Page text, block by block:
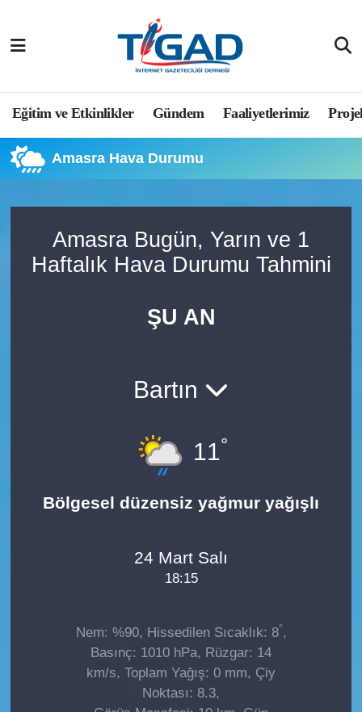
Eğitim ve Etkinlikler Gündem Faaliyetlerimiz
Amasra Hava Durumu
Amasra Bugün, Yarın ve 1
Haftalık Hava Durumu Tahmini
ŞU AN
Bartın
11°
Bölgesel düzensiz yağmur yağışlı
24 Mart Salı
18:15
Nem: %90, Hissedilen Sıcaklık: 8°,
Basınç: 1010 hPa, Rüzgar: 14
km/s, Toplam Yağış: 0 mm, Çiy
Noktası: 8.3,
Nöbetçi Eczaneler
Namaz Vakitleri
Tüm Manşetler
Son Dakika Haberleri